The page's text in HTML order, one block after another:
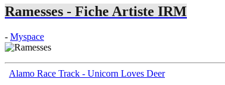
Ramesses - Fiche Artiste IRM
- Myspace
Alamo Race Track - Unicorn Loves Deer